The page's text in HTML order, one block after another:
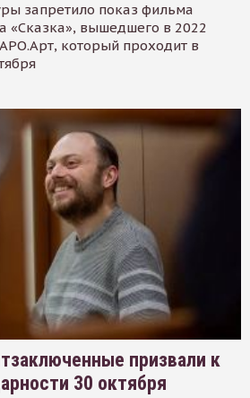
запретило показ фильма
«Сказка», вышедшего в 2022
который проходит в
призвали к
30 октября